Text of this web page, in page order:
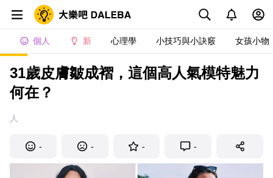
個人 新 心理學 小技巧與小訣竅 女孩小物
31歲皮膚皺成褶，這個高人氣模特魅力
何在？
人
- - - -